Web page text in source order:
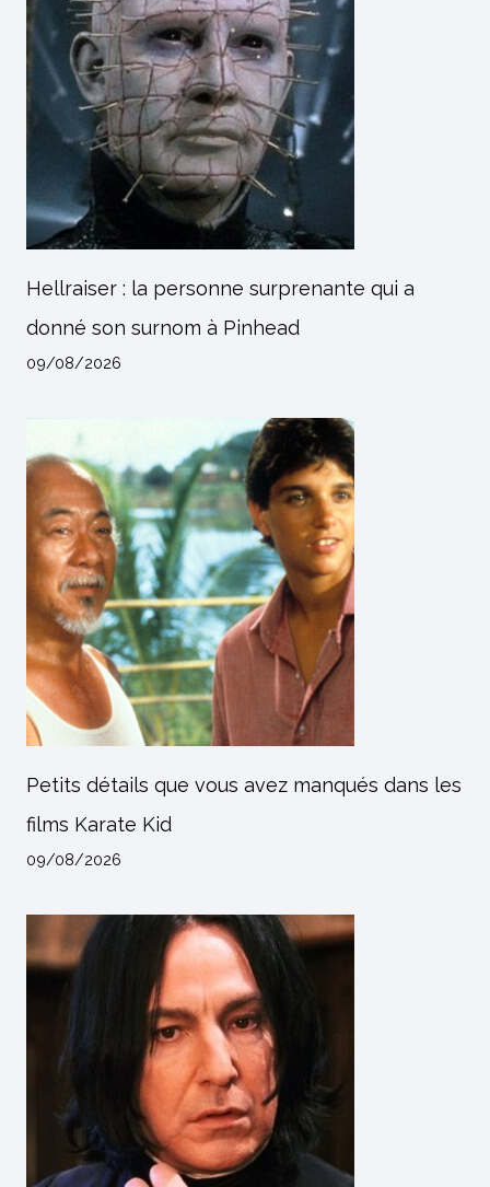
Hellraiser : la personne surprenante qui a
donné son surnom à Pinhead
09/08/2026
Petits détails que vous avez manqués dans les
films Karate Kid
09/08/2026